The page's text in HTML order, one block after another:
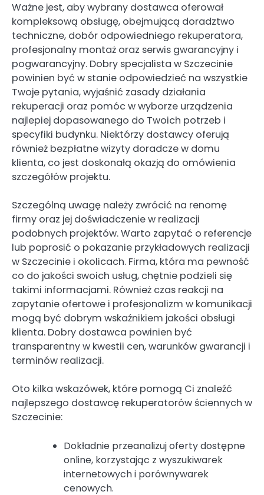
Ważne jest, aby wybrany dostawca oferował
kompleksową obsługę, obejmującą doradztwo
techniczne, dobór odpowiedniego rekuperatora,
profesjonalny montaż oraz serwis gwarancyjny i
pogwarancyjny. Dobry specjalista w Szczecinie
powinien być w stanie odpowiedzieć na wszystkie
Twoje pytania, wyjaśnić zasady działania
rekuperacji oraz pomóc w wyborze urządzenia
najlepiej dopasowanego do Twoich potrzeb i
specyfiki budynku. Niektórzy dostawcy oferują
również bezpłatne wizyty doradcze w domu
klienta, co jest doskonałą okazją do omówienia
szczegółów projektu.
Szczególną uwagę należy zwrócić na renomę
firmy oraz jej doświadczenie w realizacji
podobnych projektów. Warto zapytać o referencje
lub poprosić o pokazanie przykładowych realizacji
w Szczecinie i okolicach. Firma, która ma pewność
co do jakości swoich usług, chętnie podzieli się
takimi informacjami. Również czas reakcji na
zapytanie ofertowe i profesjonalizm w komunikacji
mogą być dobrym wskaźnikiem jakości obsługi
klienta. Dobry dostawca powinien być
transparentny w kwestii cen, warunków gwarancji i
terminów realizacji.
Oto kilka wskazówek, które pomogą Ci znaleźć
najlepszego dostawcę rekuperatorów ściennych w
Szczecinie:
Dokładnie przeanalizuj oferty dostępne
online, korzystając z wyszukiwarek
internetowych i porównywarek
cenowych.